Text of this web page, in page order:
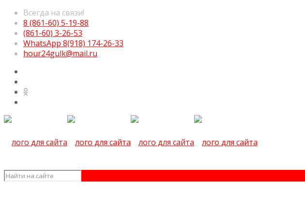
Всегда на связи!
8 (861-60) 5-19-88
(861-60) 3-26-53
WhatsApp 8(918) 174-26-33
hour24gulk@mail.ru